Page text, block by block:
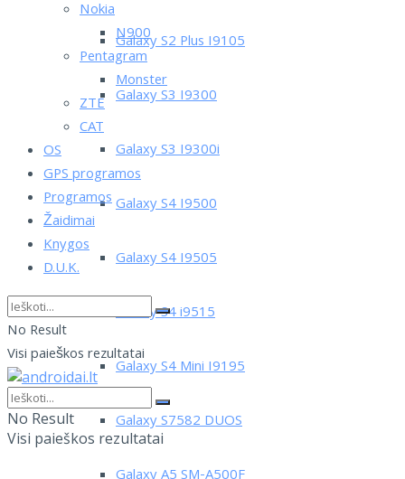
Galaxy S2 Plus I9105
Galaxy S3 I9300
Galaxy S3 I9300i
Galaxy S4 I9500
Galaxy S4 I9505
Galaxy S4 i9515
Galaxy S4 Mini I9195
Galaxy S7582 DUOS
Nokia
N900
Pentagram
Monster
ZTE
CAT
OS
GPS programos
Programos
Žaidimai
Knygos
D.U.K.
No Result
Visi paieškos rezultatai
No Result
Visi paieškos rezultatai